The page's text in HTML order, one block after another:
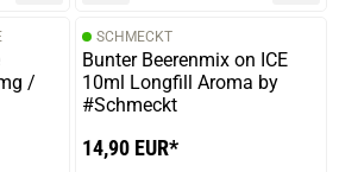
/
SCHMECKT
Bunter Beerenmix on ICE
10ml Longfill Aroma by
#Schmeckt
14,90 EUR*